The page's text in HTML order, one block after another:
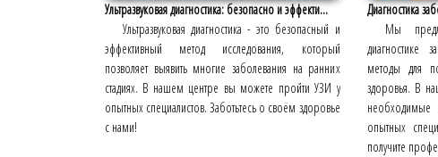
Ультразвуковая диагностика: безопасно и эффекти...
Ультразвуковая диагностика - это безопасный и
эффективный метод исследования, который
позволяет выявить многие заболевания на ранних
стадиях. В нашем центре вы можете пройти УЗИ у
опытных специалистов. Заботьтесь о своём здоровье
с нами!
Диагностика
Мы
диагностике
методы для
здоровья. В
необходимые
опытных
получите